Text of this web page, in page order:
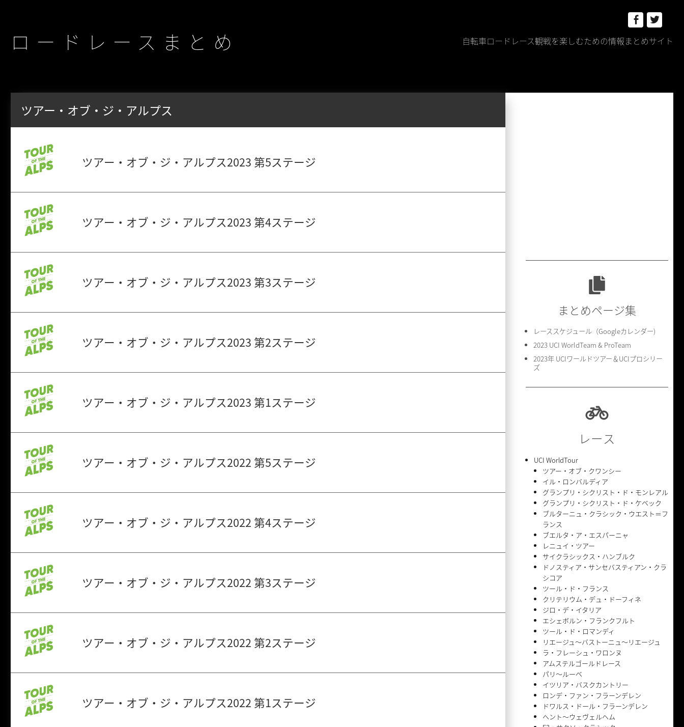
ロードレースまとめ 自転車ロードレース観戦を楽しむための情報まとめサイト
Facebook
ツアー・オブ・ジ・アルプス
ツアー・オブ・ジ・アルプス2023 第5ステージ
ツアー・オブ・ジ・アルプス2023 第4ステージ
ツアー・オブ・ジ・アルプス2023 第3ステージ
ツアー・オブ・ジ・アルプス2023 第2ステージ
ツアー・オブ・ジ・アルプス2023 第1ステージ
ツアー・オブ・ジ・アルプス2022 第5ステージ
ツアー・オブ・ジ・アルプス2022 第4ステージ
ツアー・オブ・ジ・アルプス2022 第3ステージ
ツアー・オブ・ジ・アルプス2022 第2ステージ
ツアー・オブ・ジ・アルプス2022 第1ステージ
まとめページ集
レーススケジュール（Googleカレンダー)
2023 UCI WorldTeam & ProTeam
2023年 UCIワールドツアー＆UCIプロシリー
ズ
レース
UCI WorldTour
ツアー・オブ・クワンシー
イル・ロンバルディア
グランプリ・シクリスト・ド・モンレアル
グランプリ・シクリスト・ド・ケベック
ブルターニュ・クラシック・ウエスト＝フ
ランス
ブエルタ・ア・エスパーニャ
レニュイ・ツアー
サイクラシックス・ハンブルク
ドノスティア・サンセバスティアン・クラ
シコア
ツール・ド・フランス
クリテリウム・デュ・ドーフィネ
ジロ・デ・イタリア
エシェボルン・フランクフルト
ツール・ド・ロマンディ
リエージュ〜バストーニュ〜リエージュ
ラ・フレーシュ・ワロンヌ
アムステルゴールドレース
パリ〜ルーベ
イツリア・バスクカントリー
ロンデ・ファン・フラーンデレン
ドワルス・ドール・フラーンデレン
ヘント〜ウェヴェルヘム